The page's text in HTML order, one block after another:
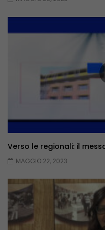
Verso le regionali: il
MAGGIO 22, 2023